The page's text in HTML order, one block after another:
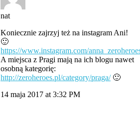
nat
Koniecznie zajrzyj też na instagram Ani!
🙂
https://www.instagram.com/
A miejsca z Pragi mają na ich blogu nawet
osobną kategorię:
http://zeroheroes.pl/category/praga/🙂
14 maja 2017 at 3:32 PM